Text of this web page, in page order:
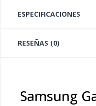
ESPECIFICACIONES
RESEÑAS (0)
Samsung